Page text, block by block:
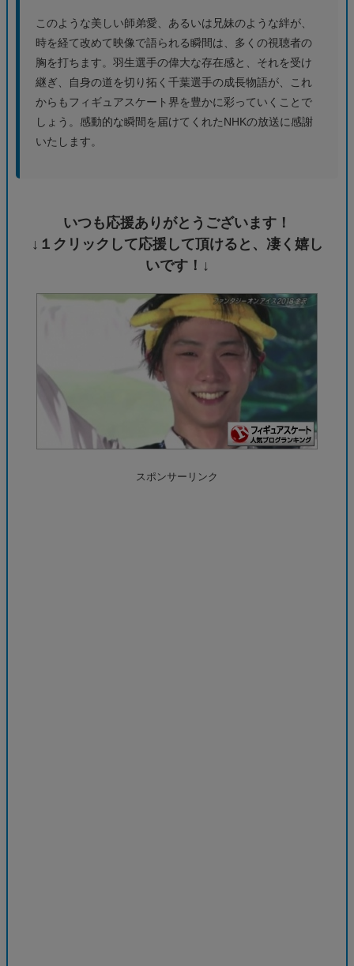
このような美しい師弟愛、あるいは兄妹のような絆が、
時を経て改めて映像で語られる瞬間は、多くの視聴者の
胸を打ちます。羽生選手の偉大な存在感と、それを受け
継ぎ、自身の道を切り拓く千葉選手の成長物語が、これ
からもフィギュアスケート界を豊かに彩っていくことで
しょう。感動的な瞬間を届けてくれたNHKの放送に感謝
いたします。
いつも応援ありがとうございます！
↓１クリックして応援して頂けると、凄く嬉し
いです！↓
スポンサーリンク